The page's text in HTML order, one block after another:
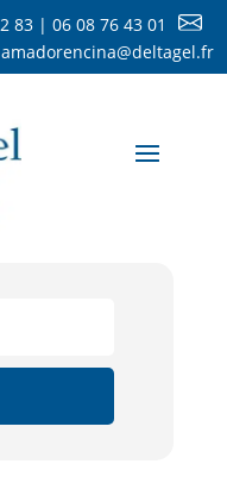
83 | 06 08 76 43 01
amadorencina@deltagel.fr